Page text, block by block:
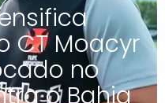
CT Moacyr
no
o Bahia